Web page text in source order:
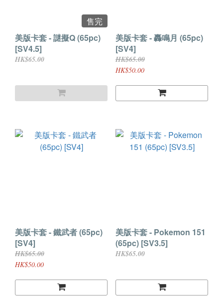
售完
美版卡套 - 謎擬Q (65pc)
[SV4.5]
HK$65.00
美版卡套 - 轟鳴月 (65pc)
[SV4]
HK$65.00
HK$50.00
美版卡套 - 鐵武者 (65pc)
[SV4]
HK$65.00
HK$50.00
美版卡套 - Pokemon 151
(65pc) [SV3.5]
HK$65.00